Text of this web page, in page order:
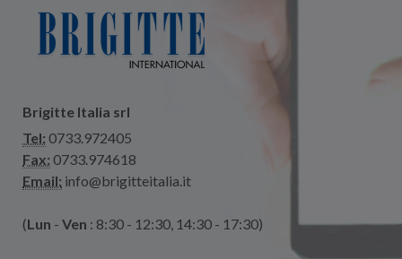
Brigitte Italia srl
Tel: 0733.972405
Fax: 0733.974618
Email: info@brigitteitalia.it
(Lun - Ven : 8:30 - 12:30, 14:30 - 17:30)